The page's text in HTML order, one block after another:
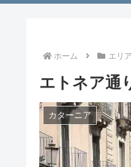
ホーム エリア
エトネア通
カターニア